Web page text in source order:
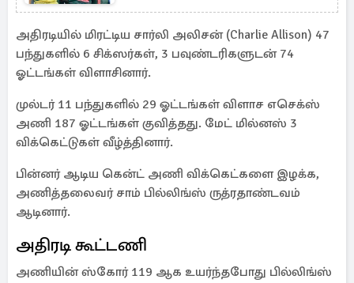
அவுஸ்திரேலிய கேப்டன்
அதிரடியில் மிரட்டிய சார்லி அலிசன் (Charlie Allison) 47
பந்துகளில் 6 சிக்ஸர்கள், 3 பவுண்டரிகளுடன் 74
ஓட்டங்கள் விளாசினார்.
முல்டர் 11 பந்துகளில் 29 ஓட்டங்கள் விளாச எசெக்ஸ்
அணி 187 ஓட்டங்கள் குவித்தது. மேட் மில்னஸ் 3
விக்கெட்டுகள் வீழ்த்தினார்.
பின்னர் ஆடிய கென்ட் அணி விக்கெட்களை இழக்க,
அணித்தலைவர் சாம் பில்லிங்ஸ் ருத்ரதாண்டவம்
ஆடினார்.
அதிரடி கூட்டணி
அணியின் ஸ்கோர் 119 ஆக உயர்ந்தபோது பில்லிங்ஸ்